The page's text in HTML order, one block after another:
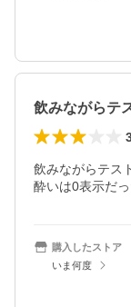
飲みながらテス
酔いは0表示だっ
購入したストア
いま何度